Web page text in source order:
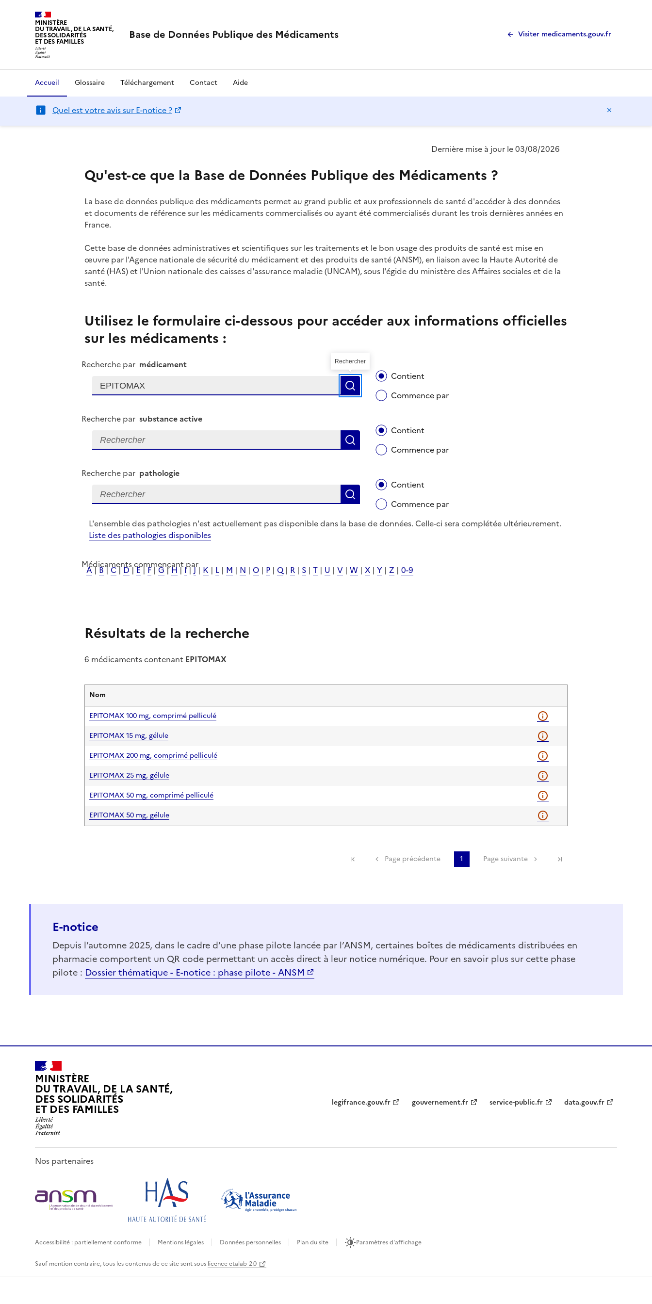
MINISTÈRE
DU TRAVAIL, DE LA SANTÉ,
DES SOLIDARITÉS
ET DES FAMILLES Base de Données Publique des Médicaments Visiter medicaments.gouv.fr
Accueil Glossaire Téléchargement Contact Aide
Quel est votre avis sur E-notice ?
Dernière mise à jour le 03/08/2026
Qu'est-ce que la Base de Données Publique des Médicaments ?
La base de données publique des médicaments permet au grand public et aux professionnels de santé d'accéder à des données
et documents de référence sur les médicaments commercialisés ou ayant été commercialisés durant les trois dernières années en
France.
Cette base de données administratives et scientifiques sur les traitements et le bon usage des produits de santé est mise en
œuvre par l'Agence nationale de sécurité du médicament et des produits de santé (ANSM), en liaison avec la Haute Autorité de
santé (HAS) et l'Union nationale des caisses d'assurance maladie (UNCAM), sous l'égide du ministère des Affaires sociales et de la
santé.
Utilisez le formulaire ci-dessous pour accéder aux informations officielles
sur les médicaments :
Recherche par médicament Rechercher
Contient
Commence par
Recherche par substance active
Contient
Commence par
Recherche par pathologie
Contient
Commence par
L'ensemble des pathologies n'est actuellement pas disponible dans la base de données. Celle-ci sera complétée ultérieurement.
Liste des pathologies disponibles
Médicaments commençant par
A|B|C|D|E|F|G|H|I|J| K | L | M | N | O | P | Q | R | S | T | U | V | W | X | Y | Z | 0-9
Résultats de la recherche
6 médicaments contenant EPITOMAX
Nom
EPITOMAX 100 mg, comprimé pelliculé
EPITOMAX 15 mg, gélule
EPITOMAX 200 mg, comprimé pelliculé
EPITOMAX 25 mg, gélule
EPITOMAX 50 mg, comprimé pelliculé
EPITOMAX 50 mg, gélule
Première page
Page précédente 1 Page suivante
E-notice
Depuis l’automne 2025, dans le cadre d’une phase pilote lancée par l’ANSM, certaines boîtes de médicaments distribuées en
pharmacie comportent un QR code permettant un accès direct à leur notice numérique. Pour en savoir plus sur cette phase
pilote : Dossier thématique - E-notice : phase pilote - ANSM
MINISTÈRE
DU TRAVAIL, DE LA SANTÉ,
DES SOLIDARITÉS
ET DES FAMILLES legifrance.gouv.fr gouvernement.fr service-public.fr data.gouv.fr
Nos partenaires
Accessibilité : partiellement conforme Mentions légales Données personnelles Plan du site Paramètres d'affichage
Sauf mention contraire, tous les contenus de ce site sont sous licence etalab-2.0